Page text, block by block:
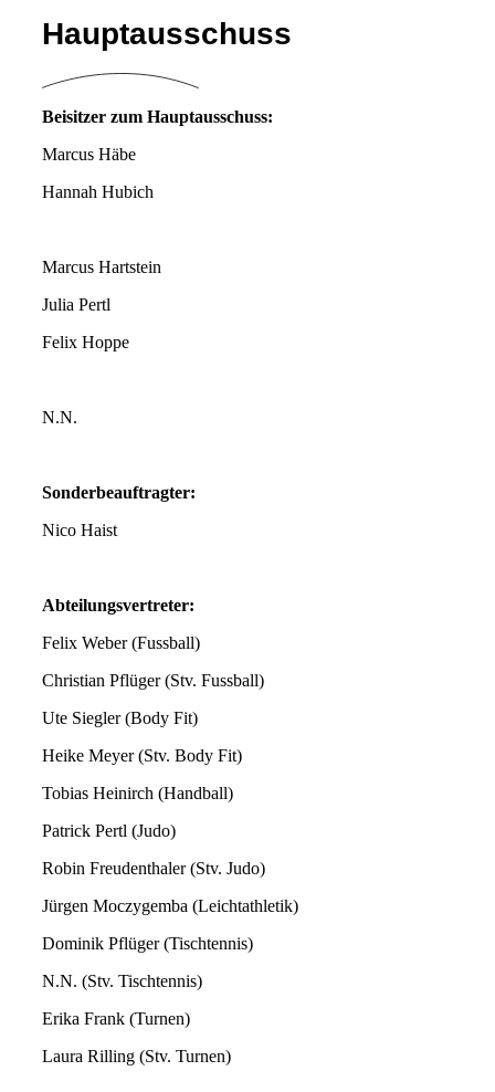
Hauptausschuss
Beisitzer zum Hauptausschuss:
Marcus Häbe
Hannah Hubich
Marcus Hartstein
Julia Pertl
Felix Hoppe
N.N.
Sonderbeauftragter:
Nico Haist
Abteilungsvertreter:
Felix Weber (Fussball)
Christian Pflüger (Stv. Fussball)
Ute Siegler (Body Fit)
Heike Meyer (Stv. Body Fit)
Tobias Heinirch (Handball)
Patrick Pertl (Judo)
Robin Freudenthaler (Stv. Judo)
Jürgen Moczygemba (Leichtathletik)
Dominik Pflüger (Tischtennis)
N.N. (Stv. Tischtennis)
Erika Frank (Turnen)
Laura Rilling (Stv. Turnen)